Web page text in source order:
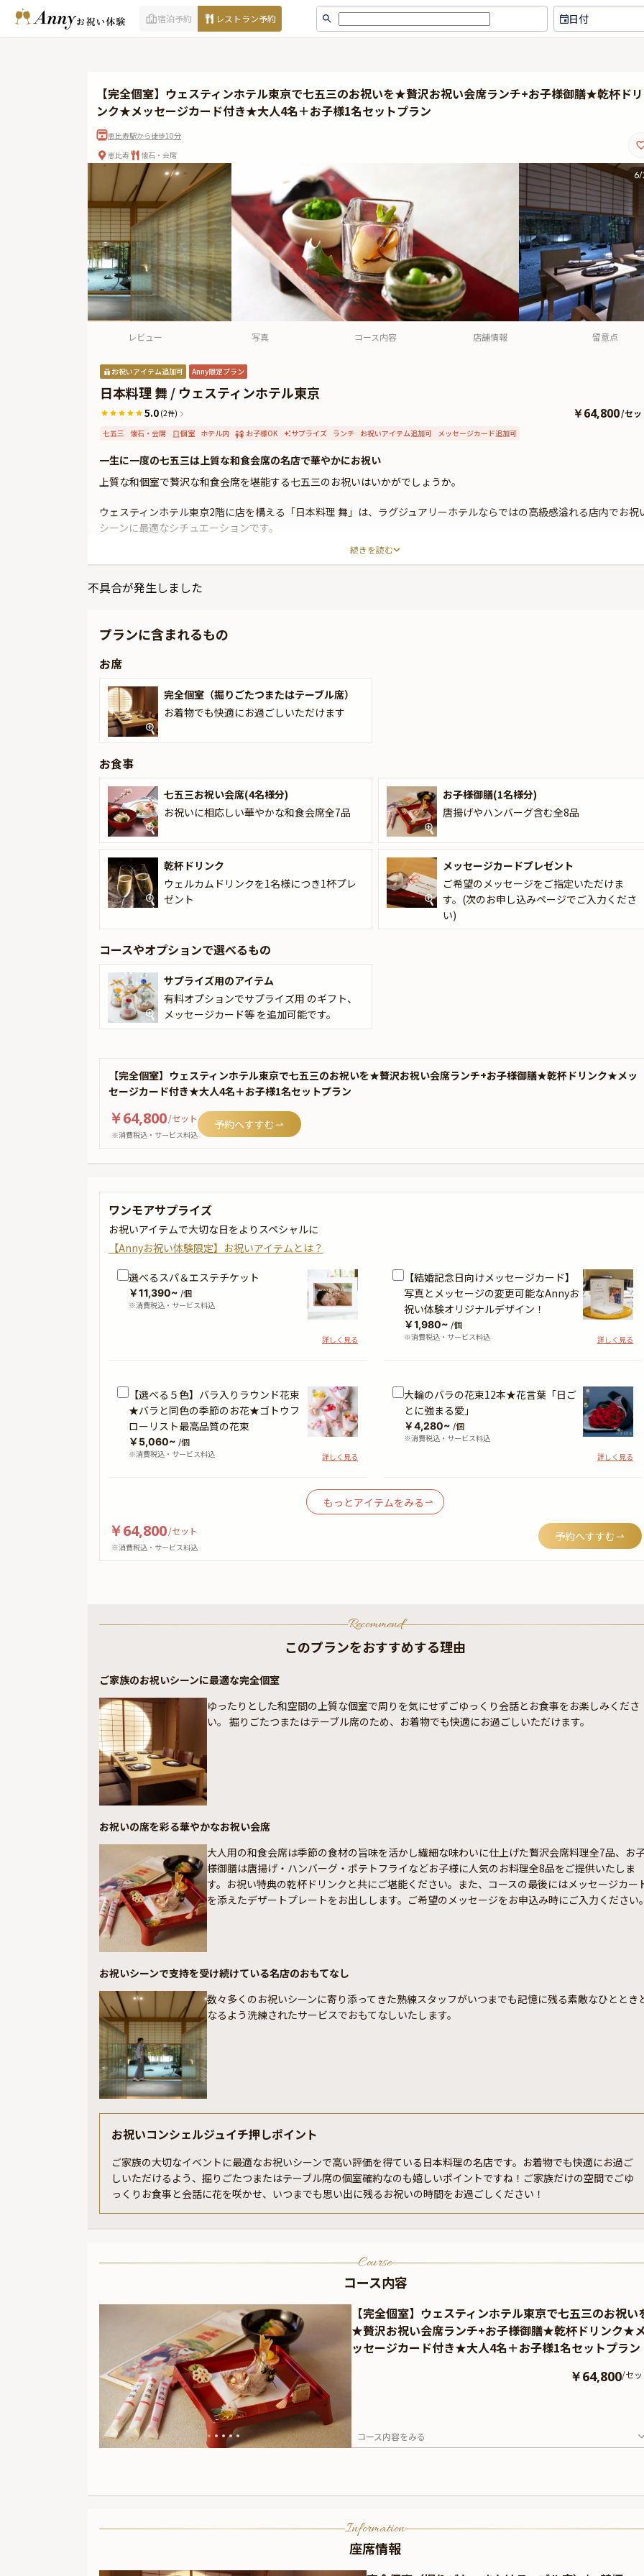
宿泊予約 レストラン予約 日付
【完全個室】ウェスティンホテル東京で七五三のお祝いを★贅沢お祝い会席ランチ+お子様御膳★乾杯ドリ
ンク★メッセージカード付き★大人4名＋お子様1名セットプラン
恵比寿駅から徒歩10分
恵比寿
懐石・会席
6/
レビュー 写真 コース内容 店舗情報 留意点
お祝いアイテム追加可 Anny限定プラン
日本料理 舞 / ウェスティンホテル東京
5.0 (2件) ￥64,800/セッ
七五三 懐石・会席 個室 ホテル内 お子様OK サプライズ ランチ お祝いアイテム追加可 メッセージカード追加可
一生に一度の七五三は上質な和食会席の名店で華やかにお祝い
上質な和個室で贅沢な和食会席を堪能する七五三のお祝いはいかがでしょうか。
ウェスティンホテル東京2階に店を構える「日本料理 舞」は、ラグジュアリーホテルならではの高級感溢れる店内でお祝
シーンに最適なシチュエーションです。
人目を気にせずご家族だけのプライベート空間でごゆっくりお過ごしいただけるよう完全個室へご案内いたします。掘り
ご入力ください。
※本プランの表示料金は、大人４名様＋お子様１名様セット料金です。人数追加をご希望の場合は、人数単位での追加料
金でお申し込み可能です。（次のお申込みページでご人数を選択ください）
続きを読む
不具合が発生しました
プランに含まれるもの
お席
完全個室（掘りごたつまたはテーブル席）
お着物でも快適にお過ごしいただけます
お食事
七五三お祝い会席(4名様分)
お祝いに相応しい華やかな和食会席全7品
お子様御膳(1名様分)
唐揚げやハンバーグ含む全8品
乾杯ドリンク
ウェルカムドリンクを1名様につき1杯プレ
ゼント
メッセージカードプレゼント
ご希望のメッセージをご指定いただけま
す。(次のお申し込みページでご入力くださ
い)
コースやオプションで選べるもの
サプライズ用のアイテム
有料オプションでサプライズ用 のギフト、
メッセージカード等 を追加可能です。
【完全個室】ウェスティンホテル東京で七五三のお祝いを★贅沢お祝い会席ランチ+お子様御膳★乾杯ドリンク★メッ
セージカード付き★大人4名＋お子様1名セットプラン
￥64,800/セット
※消費税込・サービス料込
予約へすすむ
ワンモアサプライズ
お祝いアイテムで大切な日をよりスペシャルに
【Annyお祝い体験限定】お祝いアイテムとは？
選べるスパ＆エステチケット
￥11,390~ /個
※消費税込・サービス料込
詳しく見る
【結婚記念日向けメッセージカード】
写真とメッセージの変更可能なAnnyお
祝い体験オリジナルデザイン！
￥1,980~ /個
※消費税込・サービス料込
詳しく見る
【選べる５色】バラ入りラウンド花束
★バラと同色の季節のお花★ゴトウフ
ローリスト最高品質の花束
￥5,060~ /個
※消費税込・サービス料込
詳しく見る
大輪のバラの花束12本★花言葉「日ご
とに強まる愛」
￥4,280~ /個
※消費税込・サービス料込
詳しく見る
もっとアイテムをみる
￥64,800/セット
※消費税込・サービス料込
予約へすすむ
Recommend
このプランをおすすめする理由
ご家族のお祝いシーンに最適な完全個室
ゆったりとした和空間の上質な個室で周りを気にせずごゆっくり会話とお食事をお楽しみくださ
い。 掘りごたつまたはテーブル席のため、お着物でも快適にお過ごしいただけます。
お祝いの席を彩る華やかなお祝い会席
大人用の和食会席は季節の食材の旨味を活かし繊細な味わいに仕上げた贅沢会席料理全7品、お
様御膳は唐揚げ・ハンバーグ・ポテトフライなどお子様に人気のお料理全8品をご提供いたしま
す。お祝い特典の乾杯ドリンクと共にご堪能ください。また、コースの最後にはメッセージカー
を添えたデザートプレートをお出しします。ご希望のメッセージをお申込み時にご入力ください
お祝いシーンで支持を受け続けている名店のおもてなし
数々多くのお祝いシーンに寄り添ってきた熟練スタッフがいつまでも記憶に残る素敵なひととき
なるよう洗練されたサービスでおもてなしいたします。
お祝いコンシェルジュイチ押しポイント
ご家族の大切なイベントに最適なお祝いシーンで高い評価を得ている日本料理の名店です。お着物でも快適にお過ご
しいただけるよう、掘りごたつまたはテーブル席の個室確約なのも嬉しいポイントですね！ご家族だけの空間でごゆ
っくりお食事と会話に花を咲かせ、いつまでも思い出に残るお祝いの時間をお過ごしください！
Course
コース内容
【完全個室】ウェスティンホテル東京で七五三のお祝い
★贅沢お祝い会席ランチ+お子様御膳★乾杯ドリンク★
ッセージカード付き★大人4名＋お子様1名セットプラン
￥64,800/セ
コース内容をみる
Information
座席情報
事前に予約内容について確認頂
き、安心してお伺いできました。
お食事もとても美味しく、掘りご
たつのお席で親族が集まって楽し
い時間を過ごせました。またこの
ような機会があれば、利用させて
ください。
家族で行きました。小さ
も連れて行きましたが、
とうどんかそばが用意で
ことで助かりました。和
スでしたが、とても美味
です。 web予約で「妻の
と入れたら、食事の最後
フルーツを用意してくれ
た。ありがとうございま